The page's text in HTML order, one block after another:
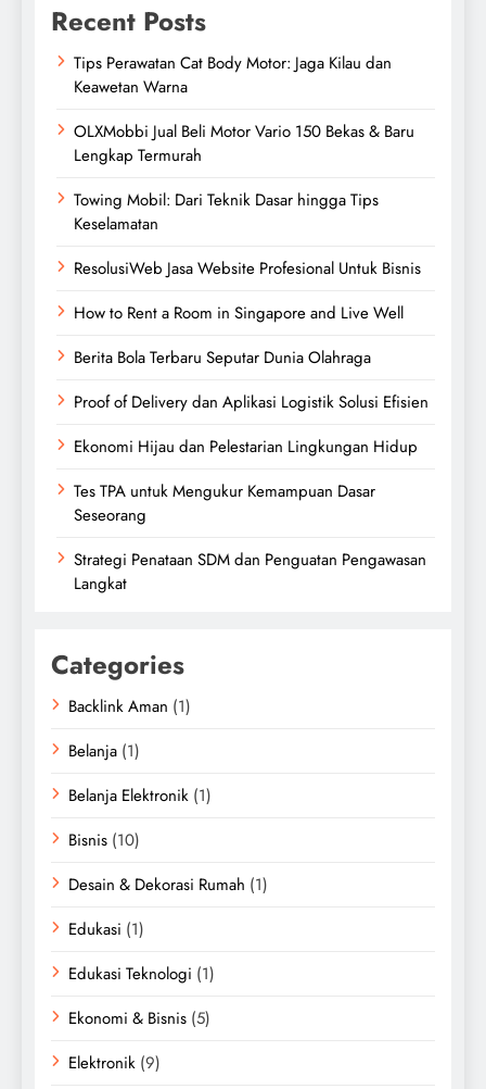
Recent Posts
Tips Perawatan Cat Body Motor: Jaga Kilau dan
Keawetan Warna
OLXMobbi Jual Beli Motor Vario 150 Bekas & Baru
Lengkap Termurah
Towing Mobil: Dari Teknik Dasar hingga Tips
Keselamatan
ResolusiWeb Jasa Website Profesional Untuk Bisnis
How to Rent a Room in Singapore and Live Well
Berita Bola Terbaru Seputar Dunia Olahraga
Proof of Delivery dan Aplikasi Logistik Solusi Efisien
Ekonomi Hijau dan Pelestarian Lingkungan Hidup
Tes TPA untuk Mengukur Kemampuan Dasar
Seseorang
Strategi Penataan SDM dan Penguatan Pengawasan
Langkat
Categories
Backlink Aman (1)
Belanja (1)
Belanja Elektronik (1)
Bisnis (10)
Desain & Dekorasi Rumah (1)
Edukasi (1)
Edukasi Teknologi (1)
Ekonomi & Bisnis (5)
Elektronik (9)